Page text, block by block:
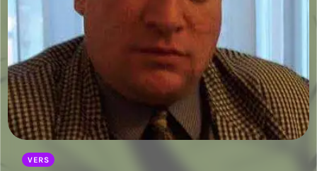
VERS